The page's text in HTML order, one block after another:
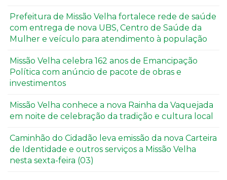
Prefeitura de Missão Velha fortalece rede de saúde
com entrega de nova UBS, Centro de Saúde da
Mulher e veículo para atendimento à população
Missão Velha celebra 162 anos de Emancipação
Política com anúncio de pacote de obras e
investimentos
Missão Velha conhece a nova Rainha da Vaquejada
em noite de celebração da tradição e cultura local
Caminhão do Cidadão leva emissão da nova Carteira
de Identidade e outros serviços a Missão Velha
nesta sexta-feira (03)